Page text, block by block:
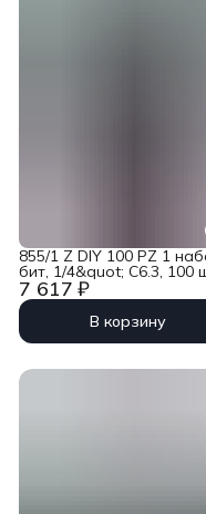
7 617 ₽
855/1 Z DIY 100 PZ 1
бит, 1/4&quot; C6.3, 100
PZ 1 x 25 мм Wera WE-
072443
В корзину